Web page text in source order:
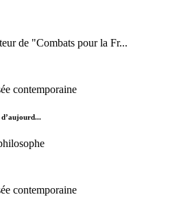
de "Combats pour la Fr...
contemporaine
d’aujourd...
contemporaine